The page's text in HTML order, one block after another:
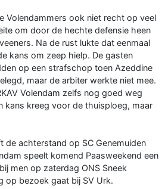
Volendammers ook niet recht op veel
om door de hechte defensie heen
Na de rust lukte dat eenmaal
kans om zeep hielp. De gasten
op een strafschop toen Azeddine
maar de arbiter werkte niet mee.
Volendam zelfs nog goed weg
kans kreeg voor de thuisploeg, maar
de achterstand op SC Genemuiden
speelt komend Paasweekend een
men op zaterdag ONS Sneek
op bezoek gaat bij SV Urk.